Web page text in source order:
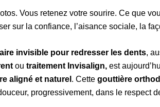
Vous retenez votre sourire. Ce que
sur la confiance, l’aisance sociale, la
invisible pour redresser les dents,
ou traitement Invisalign, est
aligné et naturel . Cette gouttière
progressivement, dans le respect